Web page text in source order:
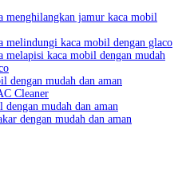
menghilangkan jamur kaca mobil
melindungi kaca mobil dengan glaco
melapisi kaca mobil dengan mudah
dengan mudah dan aman
Cleaner
mudah dan aman
dengan mudah dan aman